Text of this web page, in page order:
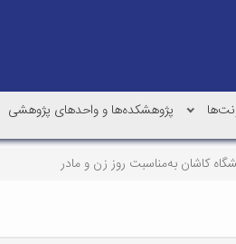
پژوهشکده‌ها و واحدهای پژوهشی
کاشان به‌مناسبت روز زن و مادر